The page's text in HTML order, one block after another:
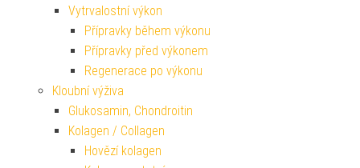
Vytrvalostní výkon
Přípravky během výkonu
Přípravky před výkonem
Regenerace po výkonu
Kloubní výživa
Glukosamin, Chondroitin
Kolagen / Collagen
Hovězí kolagen